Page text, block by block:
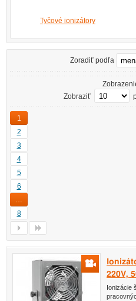
Tyčové ionizátory
Zoradiť podľa
Zobraziť
1
2
3
4
5
6
…
8
220V,
Ionizácie